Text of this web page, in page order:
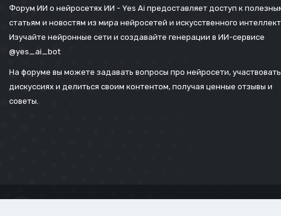
Форум ИИ о нейросетях ИИ - Yes Ai предоставляет доступ к
статьям и новостям из мира нейросетей и искусственного
Изучайте нейронные сети и создавайте генерации в ИИ-сервисе
@yes_ai_bot
На форуме вы можете задавать вопросы про нейросети, участвовать
дискуссиях и делиться своим контентом, получая ценные отзывы и
советы.